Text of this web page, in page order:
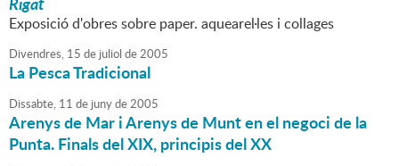
Exposició d'obres sobre paper. aquearel·les i collages
Divendres, 15 de juliol de2005
La Pesca Tradicional
Dissabte, 11 de junyde2005
Arenys de Mar i Arenys de Munt en el negoci de la
Punta. Finals del XIX, principis del XX